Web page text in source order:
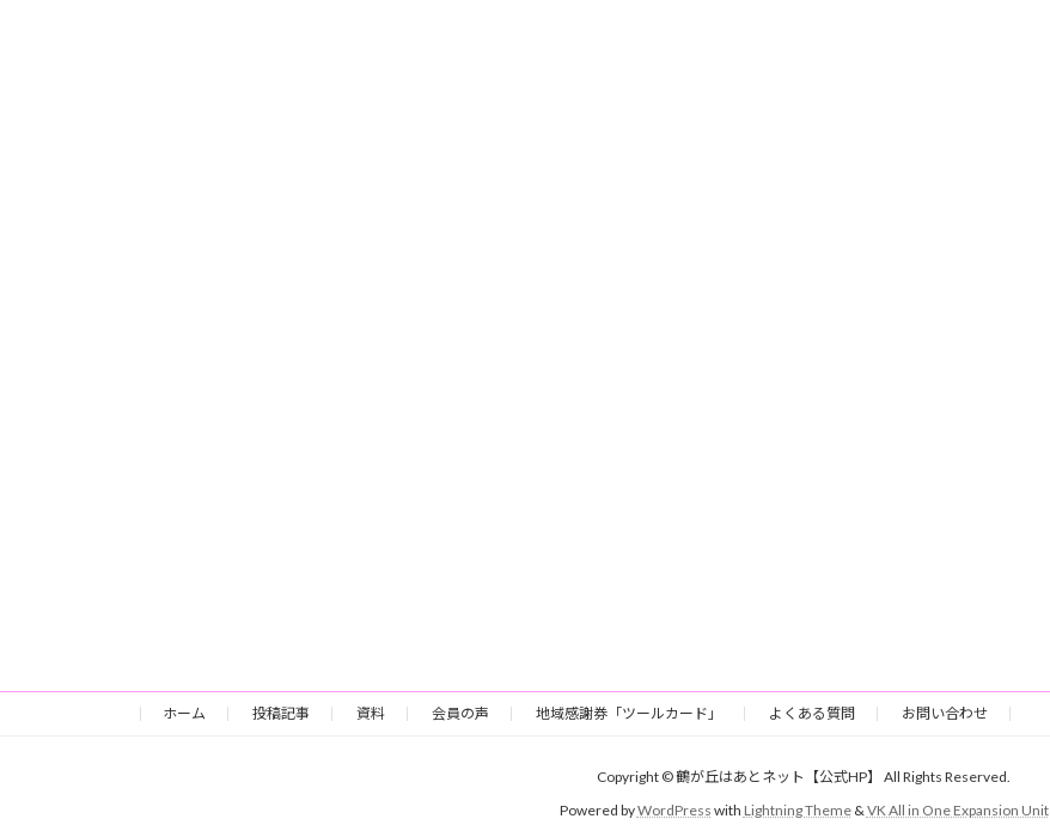
ホーム 投稿記事 資料 会員の声 地域感謝券「ツールカード」 よくある質問 お問い合わせ
Copyright © 鶴が丘はあとネット【公式HP】 All Rights Reserved.
Powered byWordPress with Lightning Theme&VK All in One Expansion Unit